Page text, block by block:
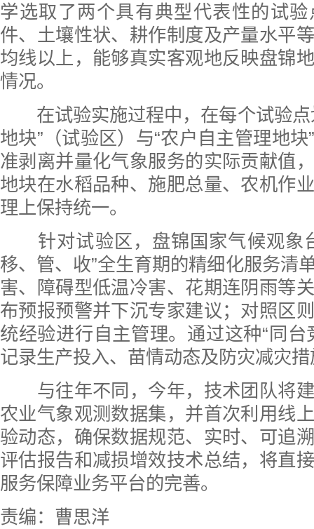
学选取了两个具有典型代表性的试
件、土壤性状、耕作制度及产量水平
均线以上，能够真实客观地反映盘锦
情况。
在试验实施过程中，在每个试验点
地块”（试验区）与“农户自主管理地
准剥离并量化气象服务的实际贡献值
地块在水稻品种、施肥总量、农机作
理上保持统一。
针对试验区，盘锦国家气候观象
移、管、收”全生育期的精细化服务清
害、障碍型低温冷害、花期连阴雨等
布预报预警并下沉专家建议；对照区
统经验进行自主管理。通过这种“同台
记录生产投入、苗情动态及防灾减灾
与往年不同，今年，技术团队将建
农业气象观测数据集，并首次利用线
验动态，确保数据规范、实时、可追
评估报告和减损增效技术总结，将直
服务保障业务平台的完善。
责编：曹思洋